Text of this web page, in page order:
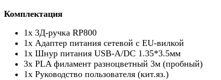
Комплектация
1х 3Д-ручка RP800
1х Адаптер питания сетевой с EU-вилкой
1х Шнур питания USB-A/DC 1.35*3.5мм
3х PLA филамент разноцветный 3м (пробный)
1х Руководство пользователя (кит.яз.)